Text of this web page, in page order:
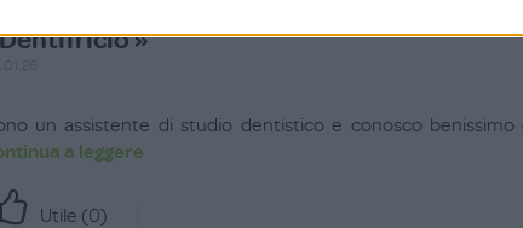
»
un assistente di studio dentistico e conosco
a leggere
Utile (0)